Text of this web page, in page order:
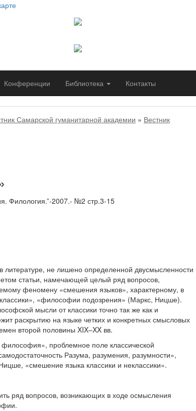
Конференции Библиотека Контакты
Самарской гуманитарной академии » Вестник
Филология.”-2007.- №2 стр.3-15
не лишено определенной двусмысленности
статьи, намечающей целый ряд вопросов,
феномену «смешения языков», характерному, в
«философии подозрения» (Маркс, Ницше).
мысли от классики точно так же как и
раскрытию на языке четких и конкретных смысловых
второй половины XIX–XX вв.
проблемное поле классической
Разума, разумения, разумности»,
«смешение языка классики и неклассики».
ряд вопросов, возникающих в ходе осмысления